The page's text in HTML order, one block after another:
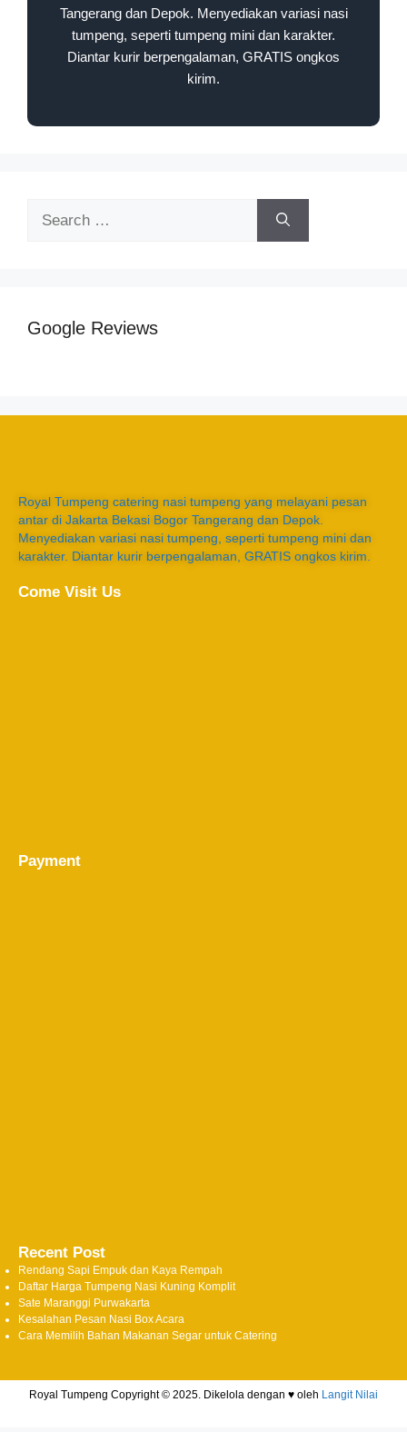
Tangerang dan Depok. Menyediakan variasi nasi
tumpeng, seperti tumpeng mini dan karakter.
Diantar kurir berpengalaman, GRATIS ongkos
kirim.
Google Reviews
Royal Tumpeng catering nasi tumpeng yang melayani pesan
antar di Jakarta Bekasi Bogor Tangerang dan Depok.
Menyediakan variasi nasi tumpeng, seperti tumpeng mini dan
karakter. Diantar kurir berpengalaman, GRATIS ongkos kirim.
Come Visit Us
Payment
Recent Post
Rendang Sapi Empuk dan Kaya Rempah
Daftar Harga Tumpeng Nasi Kuning Komplit
Sate Maranggi Purwakarta
Kesalahan Pesan Nasi Box Acara
Cara Memilih Bahan Makanan Segar untuk Catering
Royal Tumpeng Copyright © 2025. Dikelola dengan ♥ oleh Langit Nilai